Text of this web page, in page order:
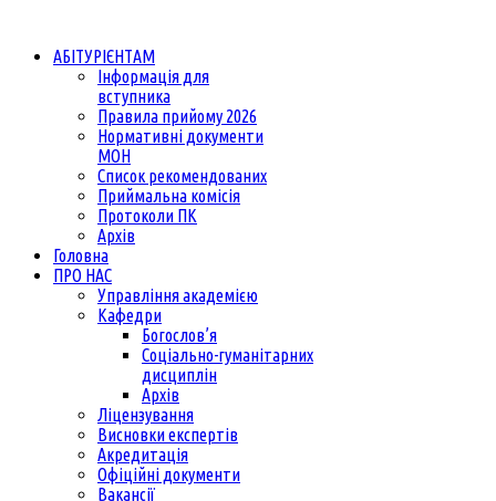
АБІТУРІЄНТАМ
Інформація для
вступника
Правила прийому 2026
Нормативні документи
МОН
Список рекомендованих
Приймальна комісія
Протоколи ПК
Архів
Головна
ПРО НАС
Управління академією
Кафедри
Богослов’я
Соціально-гуманітарних
дисциплін
Архів
Ліцензування
Висновки експертів
Акредитація
Офіційні документи
Вакансії